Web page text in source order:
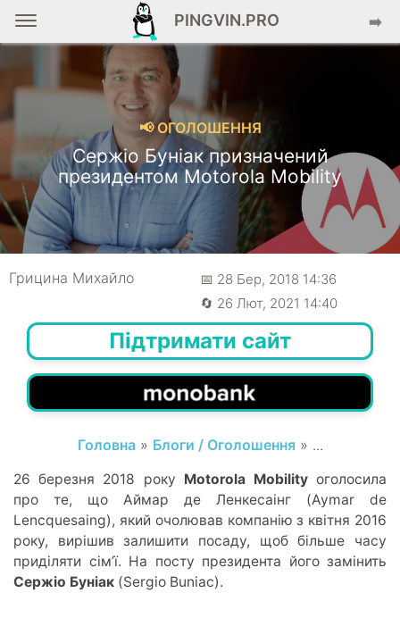
PINGVIN.PRO ➡️
📢 ОГОЛОШЕННЯ
Сержіо Буніак призначений
президентом Motorola Mobility
Грицина Михайло
📅 28 Бер, 2018 14:36
🔄 26 Лют, 2021 14:40
Підтримати сайт
Головна» Блоги / Оголошення » ...
26 березня 2018 року Motorola Mobilityоголосила
про те, що Аймар де Ленкесаінг (Aymar de
Lencquesaing), який очолював компанію з квітня 2016
року, вирішив залишити посаду, щоб більше часу
приділяти сім’ї. На посту президента його замінить
Сержіо Буніак (Sergio Buniac).